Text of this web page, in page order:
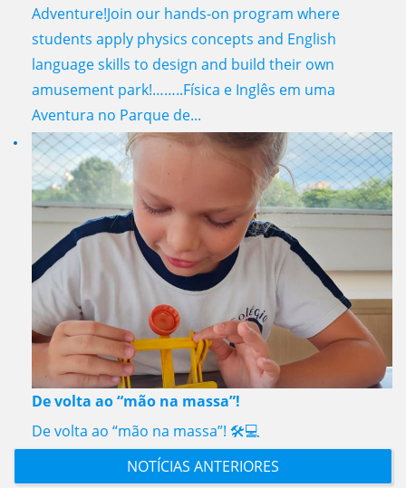
Adventure!Join our hands-on program where
students apply physics concepts and English
language skills to design and build their own
amusement park!……..Física e Inglês em uma
Aventura no Parque de...
De volta ao “mão na massa”!
De volta ao “mão na massa”! 🛠️💻
NOTÍCIAS ANTERIORES